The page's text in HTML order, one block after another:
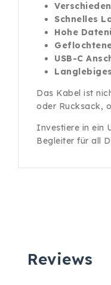
Schnelles
Hohe
USB-C
Das Kabel ist
oder Rucksack,
Investiere in ein
Begleiter für all
Reviews